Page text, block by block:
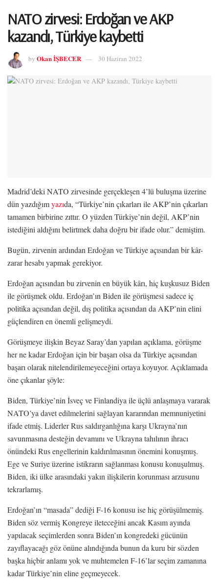
NATO zirvesi: Erdoğan ve AKP
kazandı, Türkiye kaybetti
by Okan İŞBECER 30 Haziran 2022
Madrid’deki NATO zirvesinde gerçekleşen 4’lü buluşma üzerine
dün yazdığımyazıda, “Türkiye’nin çıkarları ile AKP’nin çıkarları
tamamen birbirine zıttır. O yüzden Türkiye’nin değil, AKP’nin
istediğini aldığını belirtmek daha doğru bir ifade olur.” demiştim.
Bugün, zirvenin ardından Erdoğan ve Türkiye açısından bir kâr-
zarar hesabı yapmak gerekiyor.
Erdoğan açısından bu zirvenin en büyük kârı, hiç kuşkusuz Biden
ile görüşmek oldu. Erdoğan’ın Biden ile görüşmesi sadece iç
politika açısından değil, dış politika açısından da AKP’nin elini
güçlendiren en önemli gelişmeydi.
Görüşmeye ilişkin Beyaz Saray’dan yapılan açıklama, görüşme
her ne kadar Erdoğan için bir başarı olsa da Türkiye açısından
başarı olarak nitelendirilemeyeceğini ortaya koyuyor. Açıklamada
öne çıkanlar şöyle:
Biden, Türkiye’nin İsveç ve Finlandiya ile üçlü anlaşmaya vararak
NATO’ya davet edilmelerini sağlayan kararından memnuniyetini
ifade etmiş. Liderler Rus saldırganlığına karşı Ukrayna’nın
savunmasına desteğin devamını ve Ukrayna tahılının ihracı
önündeki Rus engellerinin kaldırılmasının önemini konuşmuş.
Ege ve Suriye üzerine istikrarın sağlanması konusu konuşulmuş.
Biden, iki ülke arasındaki yakın ilişkilerin korunması arzusunu
tekrarlamış.
Erdoğan’ın “masada” dediği F-16 konusu ise hiç görüşülmemiş.
Biden söz vermiş Kongreye ileteceğini ancak Kasım ayında
yapılacak seçimlerden sonra Biden’ın kongredeki gücünün
zayıflayacağı göz önüne alındığında bunun da kuru bir sözden
başka hiçbir anlamı yok ve muhtemelen F-16’lar seçim zamanına
kadar Türkiye’nin eline geçmeyecek.